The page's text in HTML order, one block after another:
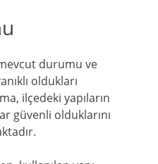
durumu ve
oldukları
ilçedeki yapıların
güvenli olduklarını